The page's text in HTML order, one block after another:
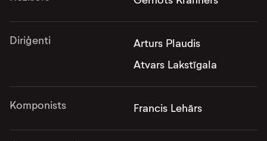
Diriģenti
Arturs Plaudis
Atvars Lakstīgala
Komponists Francis Lehārs